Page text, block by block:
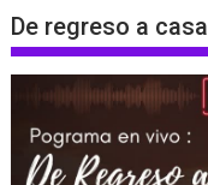
De regreso a casa